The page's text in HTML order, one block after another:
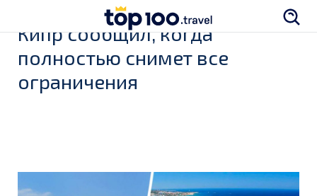
Кипр сообщил, когда
полностью снимет все
ограничения